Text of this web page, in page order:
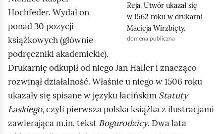
i
ć
p
o
d
Reja. Utwór ukazał się
w 1562 roku w drukarni
Macieja Wirzbięty.
domena publiczna
Hochfeder. Wydał on
ponad 30 pozycji
książkowych (głównie
podręczniki akademickie).
Drukarnię odkupił od niego Jan Haller i znacząco
rozwinął działalność. Właśnie u niego w 1506 roku
ukazały się spisane w języku łacińskim Statuty
Łaskiego, czyli pierwsza polska książka z ilustracjami
zawierająca m.in. tekst Bogurodzicy. Dwa lata